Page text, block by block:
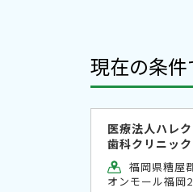
現在の条
医療法人ハレ
歯科クリニック
福岡県糟屋
オンモール福岡